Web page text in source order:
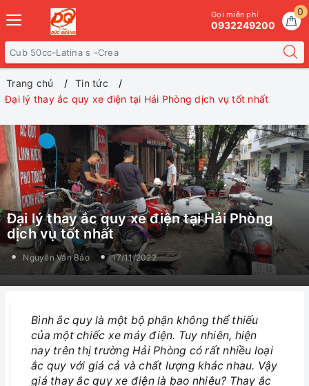
0
Gọi miễn phí
0932249200
Trang chủ
Tin tức
Đại lý thay ắc quy xe điện tại Hải Phòng dịch vụ tốt nhất
Đại lý thay ắc quy xe điện tại Hải Phòng
dịch vụ tốt nhất
Nguyễn Văn Bảo 17/11/2022
Bình ắc quy là một bộ phận không thể thiếu
của một chiếc xe máy điện. Tuy nhiên, hiện
nay trên thị trường Hải Phòng có rất nhiều loại
ắc quy với giá cả và chất lượng khác nhau. Vậy
giá thay ắc quy xe điện là bao nhiêu? Thay ắc